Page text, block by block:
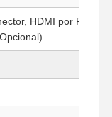
HDMI por Padrão